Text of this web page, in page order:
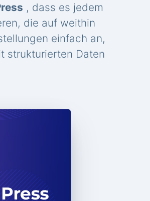
, dass es jedem
die auf weithin
einfach an,
strukturierten Daten